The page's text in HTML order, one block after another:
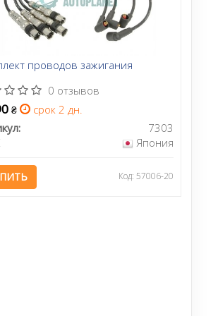
проводов зажигания
0 отзывов
₴
срок 2 дн.
7303
Япония
Код: 57006-20